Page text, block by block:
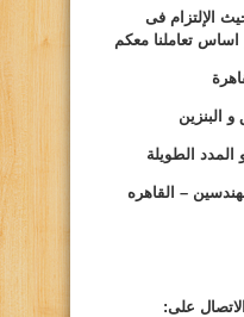
الإلتزام فى
اساس تعاملنا معكم
البنزين
الطويلة
على: